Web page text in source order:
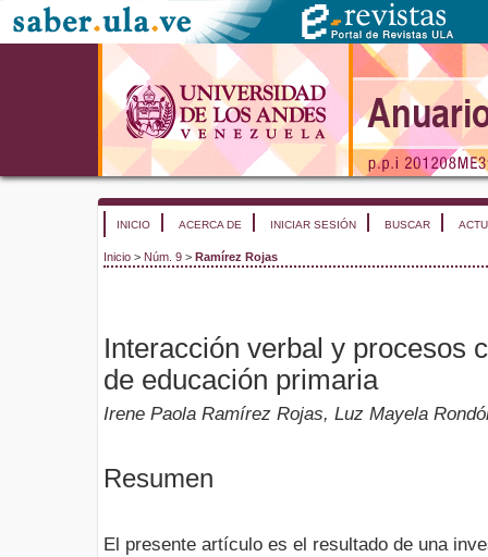
INICIO ACERCA DE INICIAR SESIÓN BUSCAR
Inicio > Núm. 9 > Ramírez Rojas
Interacción verbal y procesos
de educación primaria
Irene Paola Ramírez Rojas, Luz Mayela
Resumen
El presente artículo es el resultado de una